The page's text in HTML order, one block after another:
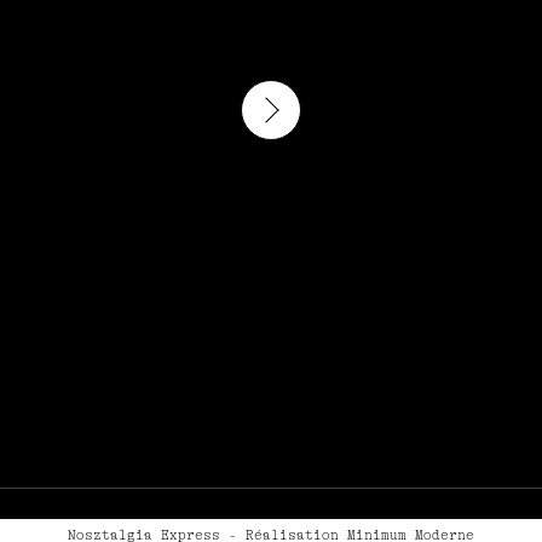
Play
Nosztalgia Express - Réalisation Minimum Moderne